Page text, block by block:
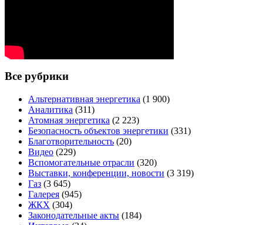
Все рубрики
Альтернативная энергетика (1 900)
Аналитика (311)
Атомная энергетика (2 223)
Безопасность объектов энергетики (331)
Благотворительность (20)
Видео (229)
Вспомогательные отрасли (320)
Выставки, конференции, новости (3 319)
Газ (3 645)
Галерея (945)
ЖКХ (304)
Законодательные акты (184)